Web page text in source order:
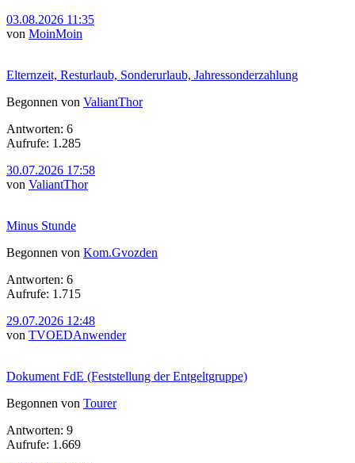
03.08.2026 11:35
von MoinMoin
Elternzeit, Resturlaub, Sonderurlaub, Jahressonderzahlung
Begonnen von ValiantThor
Antworten: 6
Aufrufe: 1.285
30.07.2026 17:58
von ValiantThor
Minus Stunde
Begonnen von Kom.Gvozden
Antworten: 6
Aufrufe: 1.715
29.07.2026 12:48
von TVOEDAnwender
Dokument FdE (Feststellung der Entgeltgruppe)
Begonnen von Tourer
Antworten: 9
Aufrufe: 1.669